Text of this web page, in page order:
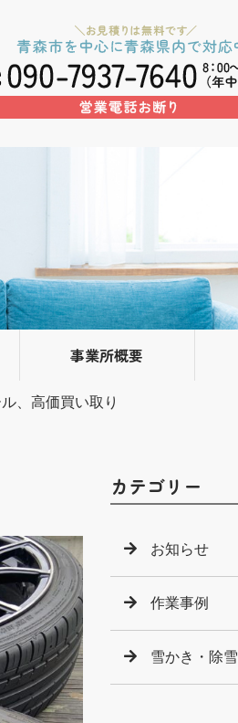
事業所概要
、高価買い取り
カテゴリー
お知らせ
作業事例
雪かき・除雪